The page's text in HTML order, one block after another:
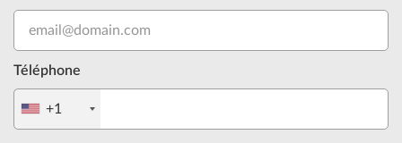
Téléphone
+1